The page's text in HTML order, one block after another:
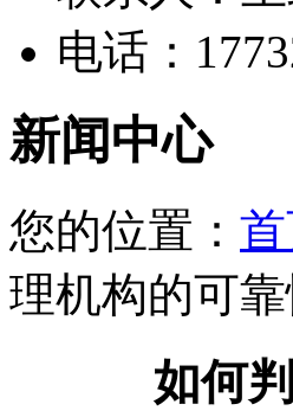
电话：
新闻中心
您的位置：
理机构的可
如何